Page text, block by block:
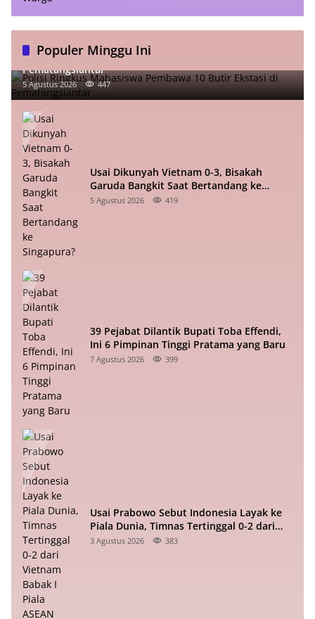
Populer Minggu Ini
Polisi Ringkus Mahasiswa Pembawa 10 Butir Ekstasi di
Pematangsiantar
5 Agustus 2026 447
Usai Dikunyah Vietnam 0-3, Bisakah
Garuda Bangkit Saat Bertandang ke
Singapura?
5 Agustus 2026 419
39 Pejabat Dilantik Bupati Toba Effendi,
Ini 6 Pimpinan Tinggi Pratama yang Baru
7 Agustus 2026 399
Usai Prabowo Sebut Indonesia Layak ke
Piala Dunia, Timnas Tertinggal 0-2 dari
Vietnam Babak I Piala ASEAN
3 Agustus 2026 383